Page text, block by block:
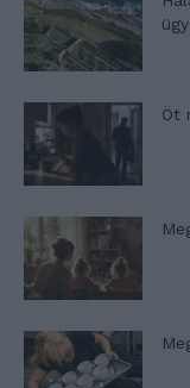
ügy
Öt